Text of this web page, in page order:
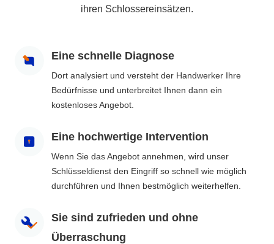
ihren Schlossereinsätzen.
Eine schnelle Diagnose
Dort analysiert und versteht der Handwerker Ihre
Bedürfnisse und unterbreitet Ihnen dann ein
kostenloses Angebot.
Eine hochwertige Intervention
Wenn Sie das Angebot annehmen, wird unser
Schlüsseldienst den Eingriff so schnell wie möglich
durchführen und Ihnen bestmöglich weiterhelfen.
Sie sind zufrieden und ohne
Überraschung